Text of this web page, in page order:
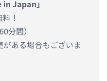
in Japan」
！
分間）
ある場合もございま